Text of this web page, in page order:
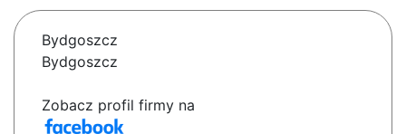
Bydgoszcz
Bydgoszcz
Zobacz profil firmy na